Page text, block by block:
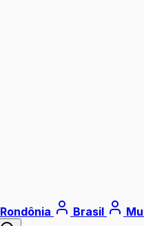
Rondônia Brasil